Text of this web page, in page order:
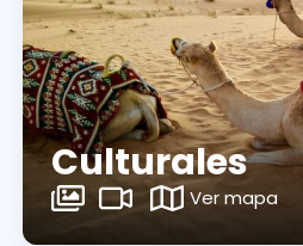
Culturales
Ver mapa